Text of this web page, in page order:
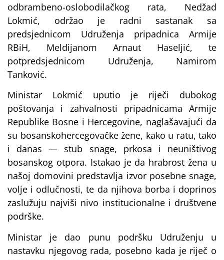
odbrambeno-oslobodilačkog rata, Nedžad
Lokmić, održao je radni sastanak sa
predsjednicom Udruženja pripadnica Armije
RBiH, Meldijanom Arnaut Haseljić, te
potpredsjednicom Udruženja, Namirom
Tanković.
Ministar Lokmić uputio je riječi dubokog
poštovanja i zahvalnosti pripadnicama Armije
Republike Bosne i Hercegovine, naglašavajući da
su bosanskohercegovačke žene, kako u ratu, tako
i danas — stub snage, prkosa i neuništivog
bosanskog otpora. Istakao je da hrabrost žena u
našoj domovini predstavlja izvor posebne snage,
volje i odlučnosti, te da njihova borba i doprinos
zaslužuju najviši nivo institucionalne i društvene
podrške.
Ministar je dao punu podršku Udruženju u
nastavku njegovog rada, posebno kada je riječ o